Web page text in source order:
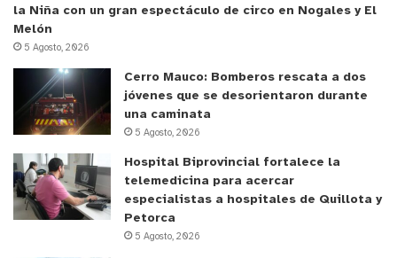
la Niña con un gran espectáculo de circo en Nogales y El
Melón
5 Agosto, 2026
Cerro Mauco: Bomberos rescata a dos
jóvenes que se desorientaron durante
una caminata
5 Agosto, 2026
Hospital Biprovincial fortalece la
telemedicina para acercar
especialistas a hospitales de Quillota y
Petorca
5 Agosto, 2026